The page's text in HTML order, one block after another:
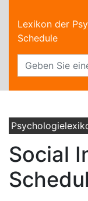
Lexikon der
Schedule
Social